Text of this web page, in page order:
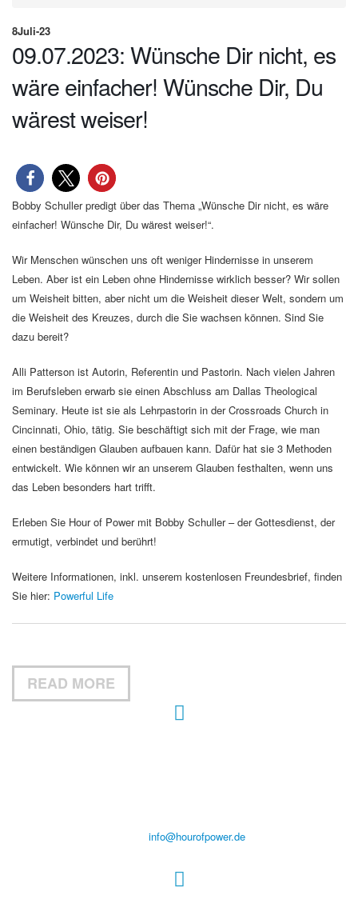
8Juli-23
09.07.2023: Wünsche Dir nicht, es
wäre einfacher! Wünsche Dir, Du
wärest weiser!
Bobby Schuller predigt über das Thema „Wünsche Dir nicht, es wäre
einfacher! Wünsche Dir, Du wärest weiser!“.
Wir Menschen wünschen uns oft weniger Hindernisse in unserem
Leben. Aber ist ein Leben ohne Hindernisse wirklich besser? Wir sollen
um Weisheit bitten, aber nicht um die Weisheit dieser Welt, sondern um
die Weisheit des Kreuzes, durch die Sie wachsen können. Sind Sie
dazu bereit?
Alli Patterson ist Autorin, Referentin und Pastorin. Nach vielen Jahren
im Berufsleben erwarb sie einen Abschluss am Dallas Theological
Seminary. Heute ist sie als Lehrpastorin in der Crossroads Church in
Cincinnati, Ohio, tätig. Sie beschäftigt sich mit der Frage, wie man
einen beständigen Glauben aufbauen kann. Dafür hat sie 3 Methoden
entwickelt. Wie können wir an unserem Glauben festhalten, wenn uns
das Leben besonders hart trifft.
Erleben Sie Hour of Power mit Bobby Schuller – der Gottesdienst, der
ermutigt, verbindet und berührt!
Weitere Informationen, inkl. unserem kostenlosen Freundesbrief, finden
Sie hier: Powerful Life
READ MORE
info@hourofpower.de